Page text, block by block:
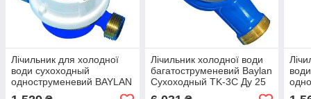
Лічильник для холодної
води сухоходный
одноструменевий BAYLAN
КК-12 ХВ R160 DN15
Лічильник холодної води
багатоструменевий Baylan
Сухоходный TK-3C Ду 25
R=160
КК-